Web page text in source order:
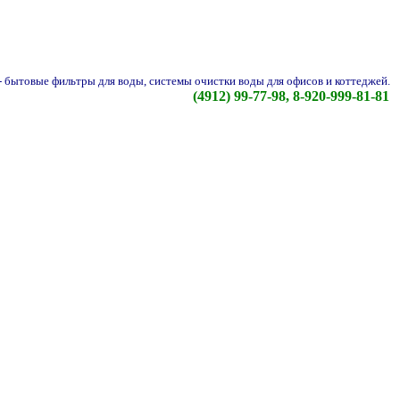
бытовые фильтры для воды, системы очистки воды для офисов и коттеджей.
(4912) 99-77-98, 8-920-999-81-81